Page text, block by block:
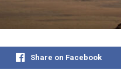
Share on Facebook